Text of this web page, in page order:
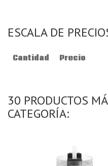
ESCALA DE
Cantidad Precio
30 PRODUCTOS
CATEGORÍA: